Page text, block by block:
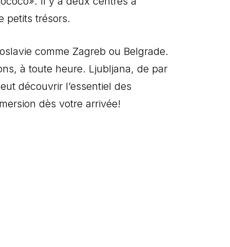
petits trésors.
comme Zagreb ou Belgrade.
à toute heure. Ljubljana, de par
découvrir l’essentiel des
dès votre arrivée!